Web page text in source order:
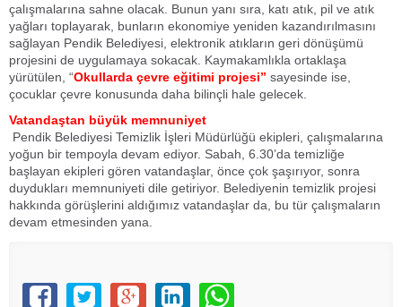
çalışmalarına sahne olacak. Bunun yanı sıra, katı atık, pil ve atık
yağları toplayarak, bunların ekonomiye yeniden kazandırılmasını
sağlayan Pendik Belediyesi, elektronik atıkların geri dönüşümü
projesini de uygulamaya sokacak. Kaymakamlıkla ortaklaşa
yürütülen, “Okullarda çevre eğitimi projesi” sayesinde ise,
çocuklar çevre konusunda daha bilinçli hale gelecek.
Vatandaştan büyük memnuniyet
Pendik Belediyesi Temizlik İşleri Müdürlüğü ekipleri, çalışmalarına
yoğun bir tempoyla devam ediyor. Sabah, 6.30’da temizliğe
başlayan ekipleri gören vatandaşlar, önce çok şaşırıyor, sonra
duydukları memnuniyeti dile getiriyor. Belediyenin temizlik projesi
hakkında görüşlerini aldığımız vatandaşlar da, bu tür çalışmaların
devam etmesinden yana.